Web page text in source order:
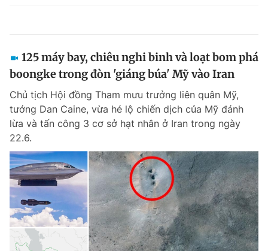
125 máy bay, chiêu nghi binh và loạt bom phá
boongke trong đòn 'giáng búa' Mỹ vào Iran
Chủ tịch Hội đồng Tham mưu trưởng liên quân Mỹ,
tướng Dan Caine, vừa hé lộ chiến dịch của Mỹ đánh
lừa và tấn công 3 cơ sở hạt nhân ở Iran trong ngày
22.6.